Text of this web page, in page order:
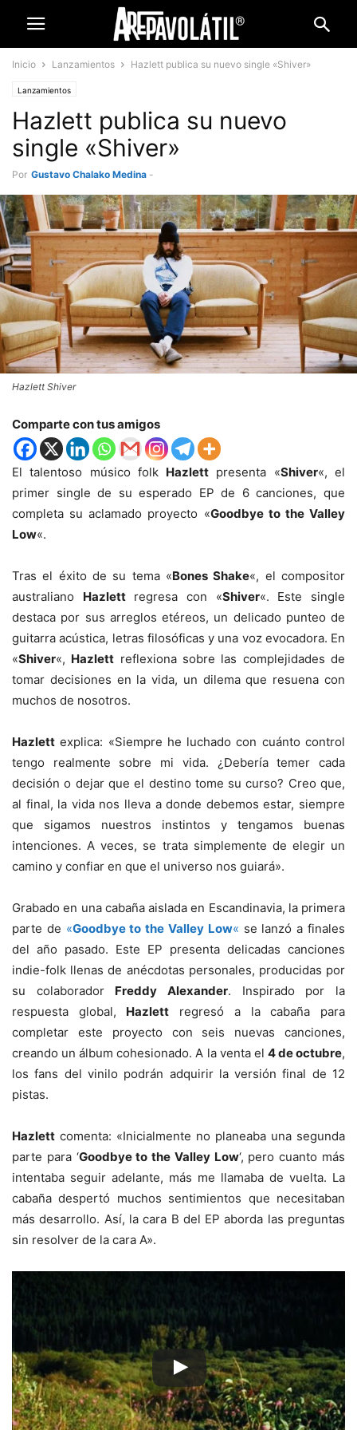
Inicio Lanzamientos Hazlett publica su nuevo single «Shiver»
Lanzamientos
Hazlett publica su nuevo
single «Shiver»
Por Gustavo Chalako Medina -
Hazlett Shiver
Comparte con tus amigos
El talentoso músico folk Hazlett presenta «Shiver«, el
primer single de su esperado EP de 6 canciones, que
completa su aclamado proyecto «Goodbye to the Valley
Low«.
Tras el éxito de su tema «Bones Shake«, el compositor
australiano Hazlettregresa con «Shiver«. Este single
destaca por sus arreglos etéreos, un delicado punteo de
guitarra acústica, letras filosóficas y una voz evocadora. En
«Shiver«, Hazlett reflexiona sobre las complejidades de
tomar decisiones en la vida, un dilema que resuena con
muchos de nosotros.
Hazlett explica: «Siempre he luchado con cuánto control
tengo realmente sobre mi vida. ¿Debería temer cada
decisión o dejar que el destino tome su curso? Creo que,
al final, la vida nos lleva a donde debemos estar, siempre
que sigamos nuestros instintos y tengamos buenas
intenciones. A veces, se trata simplemente de elegir un
camino y confiar en que el universo nos guiará».
Grabado en una cabaña aislada en Escandinavia, la primera
parte de «Goodbye to the Valley Low« se lanzó a finales
del año pasado. Este EP presenta delicadas canciones
indie-folk llenas de anécdotas personales, producidas por
su colaborador Freddy Alexander. Inspirado por la
respuesta global, Hazlett regresó a la cabaña para
completar este proyecto con seis nuevas canciones,
creando un álbum cohesionado. A la venta el 4 de octubre,
los fans del vinilo podrán adquirir la versión final de 12
pistas.
Hazlett comenta: «Inicialmente no planeaba una segunda
parte para ‘Goodbye to the Valley Low‘, pero cuanto más
intentaba seguir adelante, más me llamaba de vuelta. La
cabaña despertó muchos sentimientos que necesitaban
más desarrollo. Así, la cara B del EP aborda las preguntas
sin resolver de la cara A».